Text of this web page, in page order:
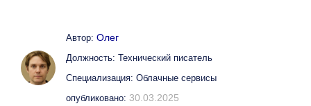
Автор: Олег
Должность: Технический писатель
Специализация: Облачные сервисы
опубликовано: 30.03.2025